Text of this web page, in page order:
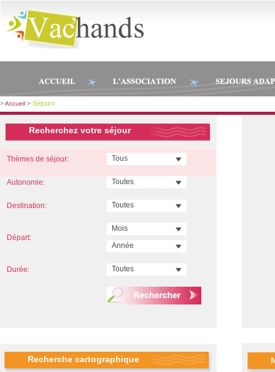
>Accueil > Séjours
Recherchez votre séjour
Thèmes de séjour: Tous
Autonomie: Toutes
Destination: Toutes
Départ:
Mois
Année
Durée: Toutes
Recherche cartographique